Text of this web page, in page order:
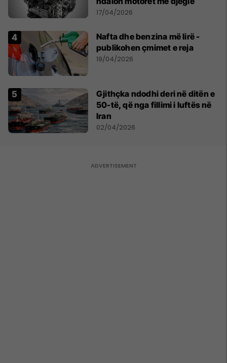
17/04/2026
Nafta dhe benzina më lirë -
publikohen çmimet e reja
19/04/2026
Gjithçka ndodhi deri në ditën e
50-të, që nga fillimi i luftës në
Iran
02/04/2026